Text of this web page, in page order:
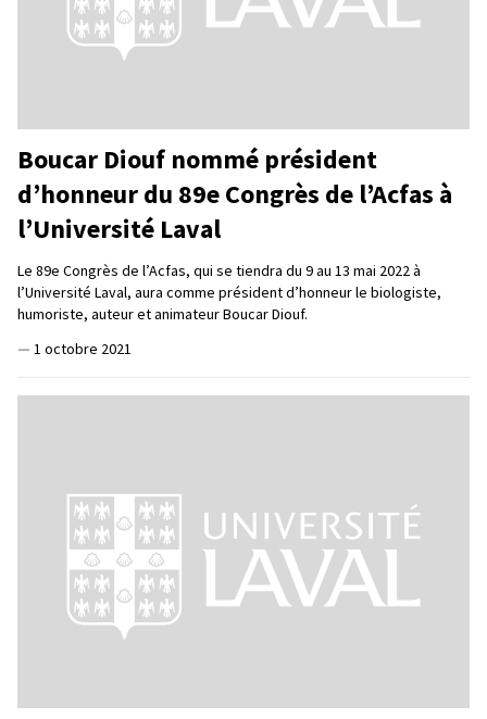
Boucar Diouf nommé président
d’honneur du 89e Congrès de l’Acfas à
l’Université Laval
Le 89e Congrès de l’Acfas, qui se tiendra du 9 au 13 mai 2022 à
l’Université Laval, aura comme président d’honneur le biologiste,
humoriste, auteur et animateur Boucar Diouf.
— 1 octobre 2021